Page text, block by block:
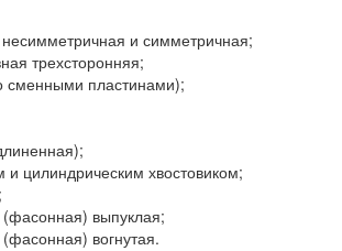
несимметричная и симметричная;
трехсторонняя;
сменными пластинами);
и цилиндрическим хвостовиком;
(фасонная) выпуклая;
(фасонная) вогнутая.